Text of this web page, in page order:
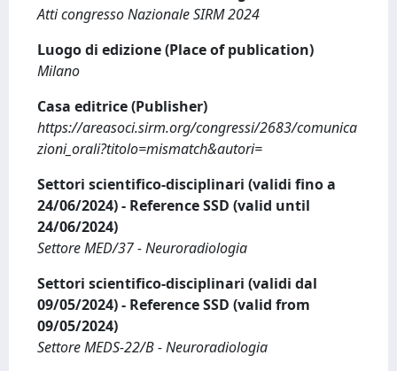
Atti congresso Nazionale SIRM 2024
Luogo di edizione (Place of publication)
Milano
Casa editrice (Publisher)
https://areasoci.sirm.org/congressi/2683/comunica
zioni_orali?titolo=mismatch&autori=
Settori scientifico-disciplinari (validi fino a
24/06/2024) - Reference SSD (valid until
24/06/2024)
Settore MED/37 - Neuroradiologia
Settori scientifico-disciplinari (validi dal
09/05/2024) - Reference SSD (valid from
09/05/2024)
Settore MEDS-22/B - Neuroradiologia